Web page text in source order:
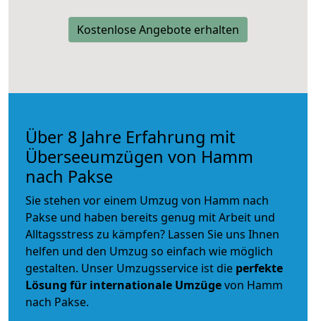
Kostenlose Angebote erhalten
Über 8 Jahre Erfahrung mit
Überseeumzügen von Hamm
nach Pakse
Sie stehen vor einem Umzug von Hamm nach
Pakse und haben bereits genug mit Arbeit und
Alltagsstress zu kämpfen? Lassen Sie uns Ihnen
helfen und den Umzug so einfach wie möglich
gestalten. Unser Umzugsservice ist die perfekte
Lösung für internationale Umzügevon Hamm
nach Pakse.